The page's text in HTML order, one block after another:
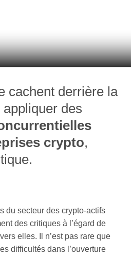
cachent derrière la
des
crypto,
du secteur des crypto-actifs
des critiques à l’égard de
elles. Il n’est pas rare que
difficultés dans l’ouverture